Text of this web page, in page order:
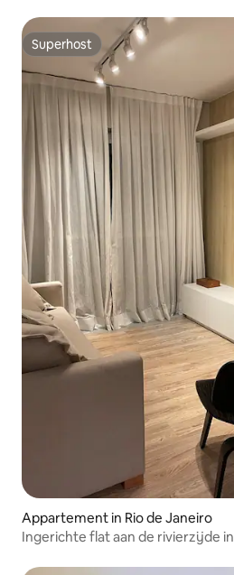
Superhost
Superhost
Appartement in Rio de Janeiro
Ingerichte flat aan de rivierzijde